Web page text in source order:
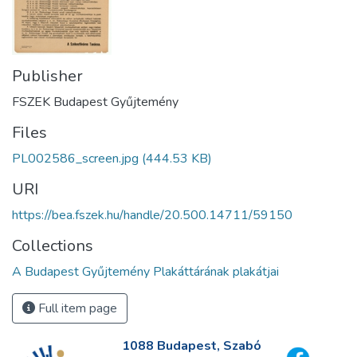
Publisher
FSZEK Budapest Gyűjtemény
Files
PL002586_screen.jpg (444.53 KB)
URI
https://bea.fszek.hu/handle/20.500.14711/59150
Collections
A Budapest Gyűjtemény Plakáttárának plakátjai
Full item page
1088 Budapest, Szabó